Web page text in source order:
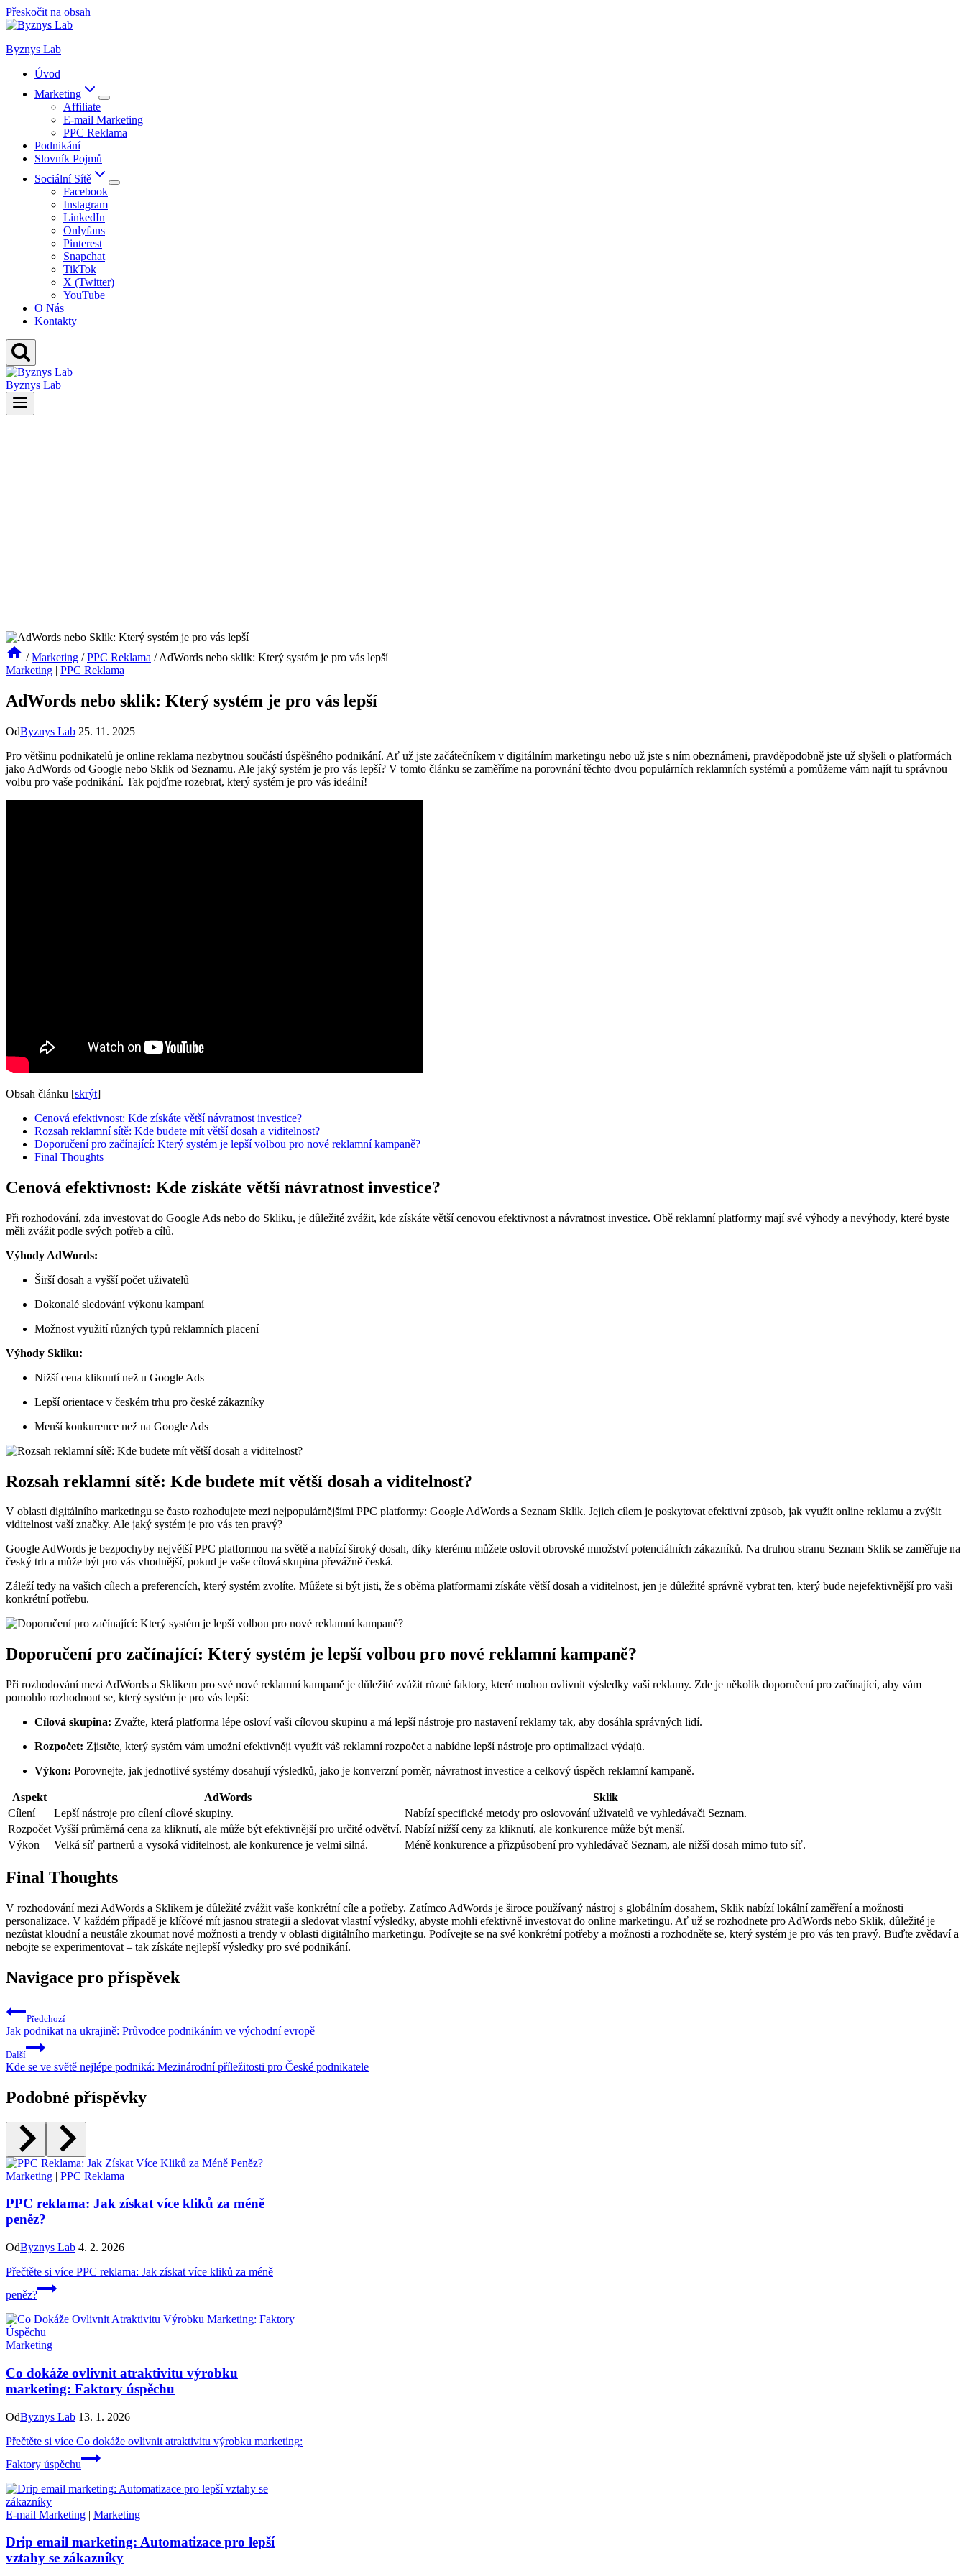
Přeskočit na obsah
Byznys Lab
Úvod
Marketing
Affiliate
E-mail Marketing
PPC Reklama
Podnikání
Slovník Pojmů
Sociální Sítě
Facebook
Instagram
LinkedIn
Onlyfans
Pinterest
Snapchat
TikTok
X (Twitter)
YouTube
O Nás
Kontakty
Byznys Lab
/ Marketing / PPC Reklama / AdWords nebo sklik: Který systém je pro vás lepší
Marketing | PPC Reklama
AdWords nebo sklik: Který systém je pro vás lepší
OdByznys Lab 25. 11. 2025
Pro většinu podnikatelů je online reklama nezbytnou součástí úspěšného podnikání. Ať už jste začátečníkem v digitálním marketingu nebo už jste s ním obeznámeni, pravděpodobně jste už slyšeli o platformách
jako AdWords od Google nebo Sklik od Seznamu. Ale jaký systém je pro vás lepší? V tomto článku se zaměříme na porovnání těchto dvou populárních reklamních systémů a pomůžeme vám najít tu správnou
volbu pro vaše podnikání. Tak pojďme rozebrat, který systém je pro vás ideální!
Obsah článku [skrýt]
Cenová efektivnost: Kde získáte větší návratnost investice?
Rozsah reklamní sítě: Kde budete mít větší dosah a viditelnost?
Doporučení pro začínající: Který systém je lepší volbou pro nové reklamní kampaně?
Final Thoughts
Cenová efektivnost: Kde získáte větší návratnost investice?
Při rozhodování, zda investovat do Google Ads nebo do Skliku, je důležité zvážit, kde získáte větší cenovou efektivnost a návratnost investice. Obě reklamní platformy mají své výhody a nevýhody, které byste
měli zvážit podle svých potřeb a cílů.
Výhody AdWords:
Širší dosah a vyšší počet uživatelů
Dokonalé sledování výkonu kampaní
Možnost využití různých typů reklamních placení
Výhody Skliku:
Nižší cena kliknutí než u Google Ads
Lepší orientace v českém trhu pro české zákazníky
Menší konkurence než na Google Ads
Rozsah reklamní sítě: Kde budete mít větší dosah a viditelnost?
V oblasti digitálního marketingu se často rozhodujete mezi nejpopulárnějšími PPC platformy: Google AdWords a Seznam Sklik. Jejich cílem je poskytovat efektivní způsob, jak využít online reklamu a zvýšit
viditelnost vaší značky. Ale jaký systém je pro vás ten pravý?
Google AdWords je bezpochyby největší PPC platformou na světě a nabízí široký dosah, díky kterému můžete oslovit obrovské množství potenciálních zákazníků. Na druhou stranu Seznam Sklik se zaměřuje na
český trh a může být pro vás vhodnější, pokud je vaše cílová skupina převážně česká.
Záleží tedy na vašich cílech a preferencích, který systém zvolíte. Můžete si být jisti, že s oběma platformami získáte větší dosah a viditelnost, jen je důležité správně vybrat ten, který bude nejefektivnější pro vaši
konkrétní potřebu.
Doporučení pro začínající: Který systém je lepší volbou pro nové reklamní kampaně?
Při rozhodování mezi AdWords a Sklikem pro své nové reklamní kampaně je důležité zvážit různé faktory, které mohou ovlivnit výsledky vaší reklamy. Zde je několik doporučení pro začínající, aby vám
pomohlo rozhodnout se, který systém je pro vás lepší:
Cílová skupina: Zvažte, která platforma lépe osloví vaši cílovou skupinu a má lepší nástroje pro nastavení reklamy tak, aby dosáhla správných lidí.
Rozpočet: Zjistěte, který systém vám umožní efektivněji využít váš reklamní rozpočet a nabídne lepší nástroje pro optimalizaci výdajů.
Výkon: Porovnejte, jak jednotlivé systémy dosahují výsledků, jako je konverzní poměr, návratnost investice a celkový úspěch reklamní kampaně.
Aspekt AdWords
Sklik
Cílení
Lepší nástroje pro cílení cílové skupiny.
Nabízí specifické metody pro oslovování uživatelů ve vyhledávači Seznam.
Rozpočet Vyšší průměrná cena za kliknutí, ale může být efektivnější pro určité odvětví. Nabízí nižší ceny za kliknutí, ale konkurence může být menší.
Výkon
Velká síť partnerů a vysoká viditelnost, ale konkurence je velmi silná. Méně konkurence a přizpůsobení pro vyhledávač Seznam, ale nižší dosah mimo tuto síť.
Final Thoughts
V rozhodování mezi AdWords a Sklikem je důležité zvážit vaše konkrétní cíle a potřeby. Zatímco AdWords je široce používaný nástroj s globálním dosahem, Sklik nabízí lokální zaměření a možnosti
personalizace. V každém případě je klíčové mít jasnou strategii a sledovat vlastní výsledky, abyste mohli efektivně investovat do online marketingu. Ať už se rozhodnete pro AdWords nebo Sklik, důležité je
nezůstat kloudní a neustále zkoumat nové možnosti a trendy v oblasti digitálního marketingu. Podívejte se na své konkrétní potřeby a možnosti a rozhodněte se, který systém je pro vás ten pravý. Buďte zvědaví a
nebojte se experimentovat – tak získáte nejlepší výsledky pro své podnikání.
Navigace pro příspěvek
Předchozí
Jak podnikat na ukrajině: Průvodce podnikáním ve východní evropě
Další
Kde se ve světě nejlépe podniká: Mezinárodní příležitosti pro České podnikatele
Podobné příspěvky
Marketing | PPC Reklama
PPC reklama: Jak získat více kliků za méně
peněz?
OdByznys Lab 4. 2. 2026
Přečtěte si více PPC reklama: Jak získat více kliků za méně
peněz?
Marketing
Co dokáže ovlivnit atraktivitu výrobku
marketing: Faktory úspěchu
OdByznys Lab 13. 1. 2026
Přečtěte si více Co dokáže ovlivnit atraktivitu výrobku marketing:
Faktory úspěchu
E-mail Marketing | Marketing
Drip email marketing: Automatizace pro lepší
vztahy se zákazníky